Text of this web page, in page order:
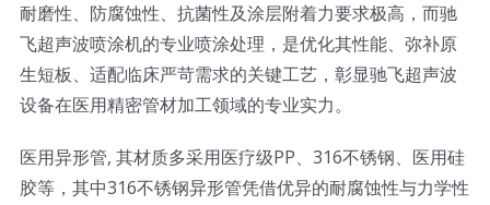
半导体技术科普
医疗器械技术科普
粉体行业技术科普
中文
中文
ENGLISH
耐磨性、防腐蚀性、抗菌性及涂层附着力要求极高，而驰
飞超声波喷涂机的专业喷涂处理，是优化其性能、弥补原
生短板、适配临床严苛需求的关键工艺，彰显驰飞超声波
设备在医用精密管材加工领域的专业实力。
医用异形管, 其材质多采用医疗级PP、316不锈钢、医用硅
胶等，其中316不锈钢异形管凭借优异的耐腐蚀性与力学性